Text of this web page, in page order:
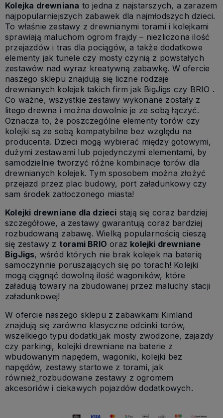
Kolejka drewniana to jedna z najstarszych, a zarazem
najpopularniejszych zabawek dla najmłodszych dzieci.
To właśnie zestawy z drewnianymi torami i kolejkami
sprawiają maluchom ogrom frajdy – niezliczona ilość
przejazdów i tras dla pociągów, a także dodatkowe
elementy jak tunele czy mosty czynią z powstałych
zestawów nad wyraz kreatywną zabawkę. W ofercie
naszego sklepu znajdują się liczne rodzaje
drewnianych kolejek takich firm jak BigJigs czy BRIO .
Co ważne, wszystkie zestawy wykonane zostały z
litego drewna i można dowolnie je ze sobą łączyć.
Oznacza to, że poszczególne elementy torów czy
kolejki są ze sobą kompatybilne bez względu na
producenta. Dzieci mogą wybierać między gotowymi,
dużymi zestawami lub pojedynczymi elementami, by
samodzielnie tworzyć różne kombinacje torów dla
drewnianych kolejek. Tym sposobem można złożyć
przejazd przez plac budowy, port załadunkowy czy
sam środek zatłoczonego miasta!
Kolejki drewniane dla dzieci stają się coraz bardziej
szczegółowe, a zestawy gwarantują coraz bardziej
rozbudowaną zabawę. Wielką popularnością cieszą
się zestawy z torami BRIO oraz kolejki drewniane
BigJigs, wśród których nie brak kolejek na baterię
samoczynnie poruszających się po torach! Kolejki
mogą ciągnąć dowolną ilość wagoników, które
załadują towary na zbudowanej przez maluchy stacji
załadunkowej!
W ofercie naszego sklepu z zabawkami Kimland
znajdują się zarówno klasyczne odcinki torów,
wszelkiego typu dodatki jak mosty zwodzone, zajazdy
czy parkingi, kolejki drewniane na baterie z
wbudowanym napędem, wagoniki, kolejki bez
napędów, zestawy startowe z torami, jak
również rozbudowane zestawy z ogromem
akcesoriów i ciekawych pojazdów dodatkowych.